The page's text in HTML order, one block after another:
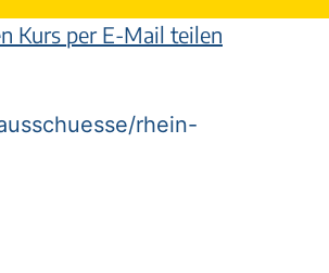
rhein-
Kurs per E-Mail teilen